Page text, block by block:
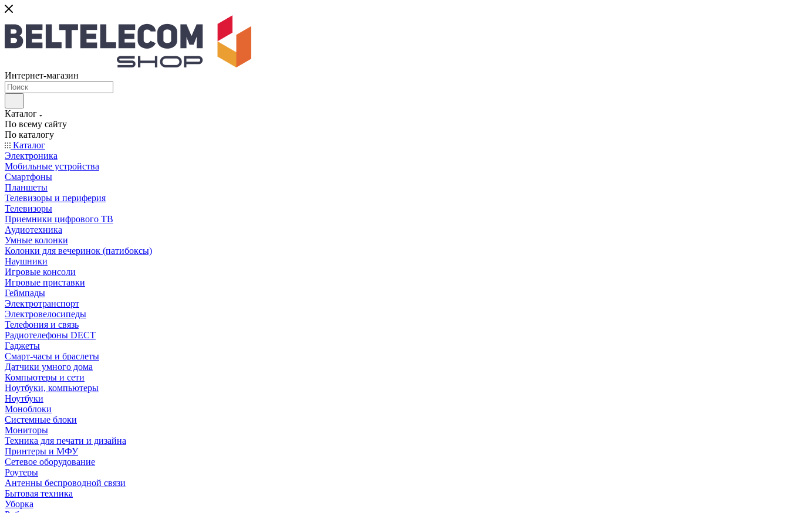
Интернет-магазин
Каталог
По всему сайту
По каталогу
Каталог
Электроника
Мобильные устройства
Смартфоны
Планшеты
Телевизоры и периферия
Телевизоры
Приемники цифрового ТВ
Аудиотехника
Умные колонки
Колонки для вечеринок (патибоксы)
Наушники
Игровые консоли
Игровые приставки
Геймпады
Электротранспорт
Электровелосипеды
Телефония и связь
Радиотелефоны DECT
Гаджеты
Смарт-часы и браслеты
Датчики умного дома
Компьютеры и сети
Ноутбуки, компьютеры
Ноутбуки
Моноблоки
Системные блоки
Мониторы
Техника для печати и дизайна
Принтеры и МФУ
Сетевое оборудование
Роутеры
Антенны беспроводной связи
Бытовая техника
Уборка